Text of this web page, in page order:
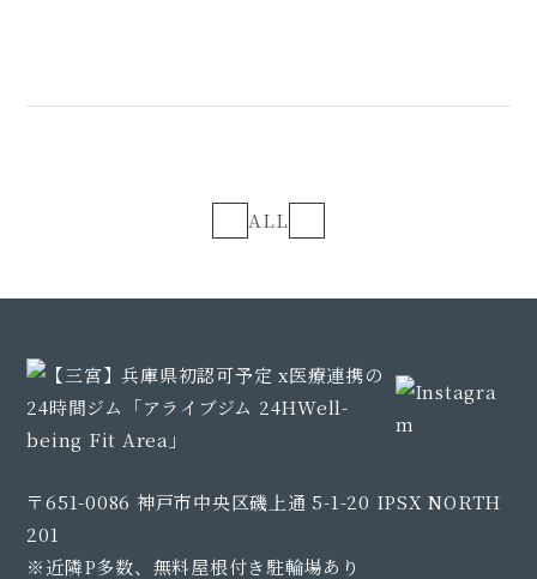
ALL
〒651-0086 神戸市中央区磯上通 5-1-20 IPSX NORTH
201
※近隣P多数、無料屋根付き駐輪場あり